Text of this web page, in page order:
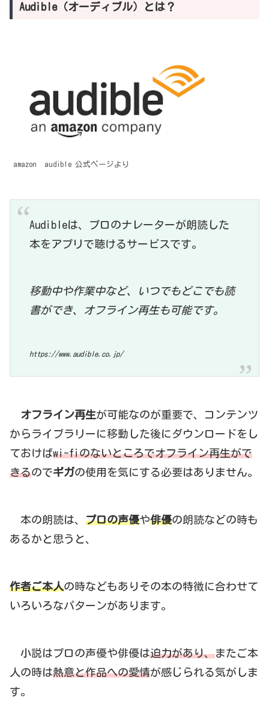
Audible（オーディブル）とは？
amazon audible 公式ページより
Audibleは、プロのナレーターが朗読した
本をアプリで聴けるサービスです。
移動中や作業中など、いつでもどこでも読
書ができ、オフライン再生も可能です。
https://www.audible.co.jp/
オフライン再生が可能なのが重要で、コンテンツ
からライブラリーに移動した後にダウンロードをし
ておけばwi-fiのないところでオフライン再生がで
きるのでギガの使用を気にする必要はありません。
本の朗読は、 プロの声優や俳優の朗読などの時も
あるかと思うと、
作者ご本人の時などもありその本の特徴に合わせて
いろいろなパターンがあります。
小説はプロの声優や俳優は迫力があり、またご本
人の時は熱意と作品への愛情が感じられる気がしま
す。